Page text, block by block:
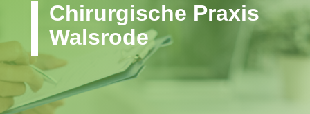
Chirurgische Praxis
Walsrode